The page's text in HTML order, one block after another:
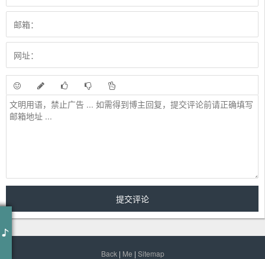
Back| Me | Sitemap
作词 : 胡适
我从山中来带着兰花草
种在小园中希望花开早